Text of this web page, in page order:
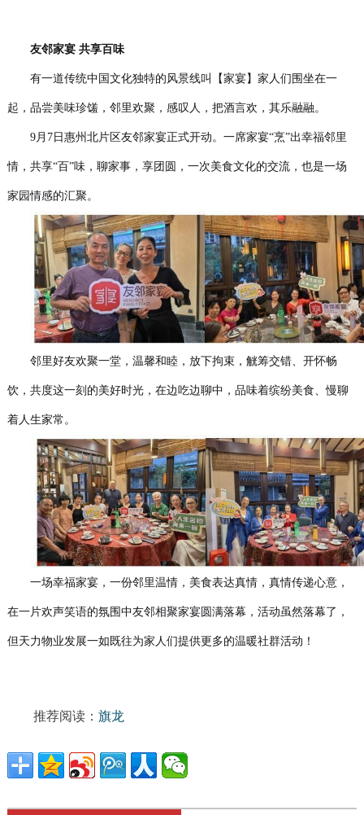
友邻家宴 共享百味
有一道传统中国文化独特的风景线叫【家宴】家人们围坐在一
起，品尝美味珍馐，邻里欢聚，感叹人，把酒言欢，其乐融融。
9月7日惠州北片区友邻家宴正式开动。一席家宴“烹”出幸福邻里
情，共享“百”味，聊家事，享团圆，一次美食文化的交流，也是一场
家园情感的汇聚。
邻里好友欢聚一堂，温馨和睦，放下拘束，觥筹交错、开怀畅
饮，共度这一刻的美好时光，在边吃边聊中，品味着缤纷美食、慢聊
着人生家常。
一场幸福家宴，一份邻里温情，美食表达真情，真情传递心意，
在一片欢声笑语的氛围中友邻相聚家宴圆满落幕，活动虽然落幕了，
但天力物业发展一如既往为家人们提供更多的温暖社群活动！
推荐阅读： 旗龙